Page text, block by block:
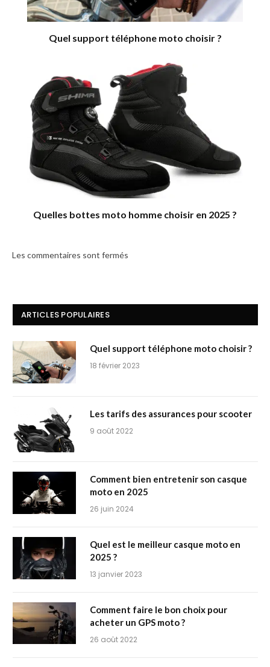
Quel support téléphone moto choisir ?
Quelles bottes moto homme choisir en 2025 ?
Les commentaires sont fermés
ARTICLES POPULAIRES
Quel support téléphone moto choisir ?
18 février 2023
Les tarifs des assurances pour scooter
9 août 2022
Comment bien entretenir son casque
moto en 2025
26 juin 2024
Quel est le meilleur casque moto en
2025 ?
13 janvier 2023
Comment faire le bon choix pour
acheter un GPS moto ?
26 août 2022